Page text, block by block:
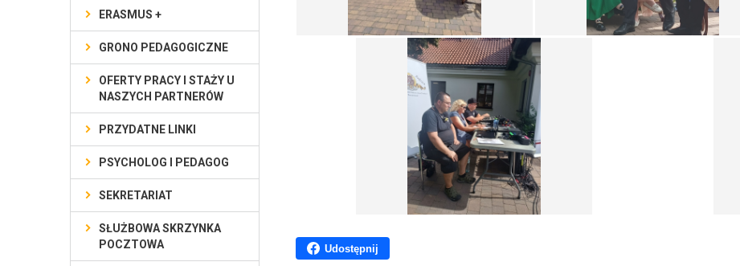
Udostępnij
ERASMUS +
GRONO PEDAGOGICZNE
OFERTY PRACY I STAŻY U
NASZYCH PARTNERÓW
PRZYDATNE LINKI
PSYCHOLOG I PEDAGOG
SEKRETARIAT
SŁUŻBOWA SKRZYNKA
POCZTOWA